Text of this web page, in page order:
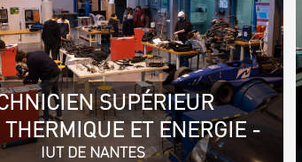
SUPÉRIEUR
ET ENERGIE -
IUT DE NANTES